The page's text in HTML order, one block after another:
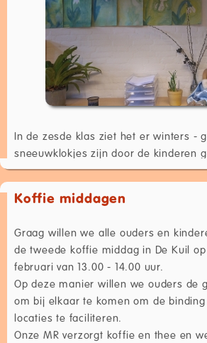
In de zesde klas ziet het er winters -
sneeuwklokjes zijn door de kinderen
Koffie middagen
Graag willen we alle ouders en
de tweede koffie middag in De Kuil op
februari van 13.00 - 14.00 uur.
Op deze manier willen we ouders de
om bij elkaar te komen om de
locaties te faciliteren.
Onze MR verzorgt koffie en thee en